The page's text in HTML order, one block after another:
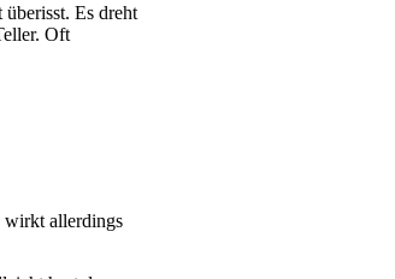
Es dreht
Oft
wirkt allerdings